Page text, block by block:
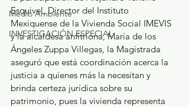
Medio Ambiente
INVESTIGACIÓN ESPECIAL
Esquivel, Director del Instituto
Mexiquense de la Vivienda Social IMEVIS
y la alcaldesa anfitriona, María de los
Ángeles Zuppa Villegas, la Magistrada
aseguró que está coordinación acerca la
justicia a quienes más la necesitan y
brinda certeza jurídica sobre su
patrimonio, pues la vivienda representa